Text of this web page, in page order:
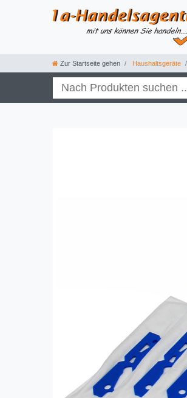
Zur Startseite gehen Haushaltsgeräte